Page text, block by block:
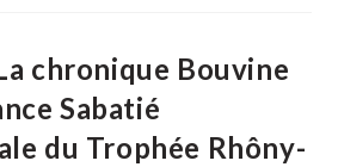
Scamandre
Ce
26
Octobre
chronique Bouvine
Sabatié
du Trophée Rhôny-